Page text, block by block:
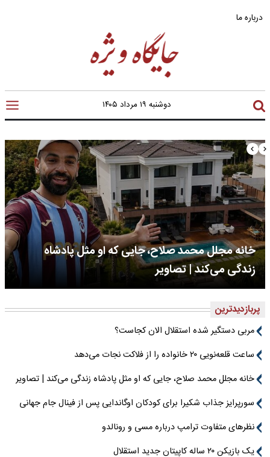
درباره ما
دوشنبه ۱۹ مرداد ۱۴۰۵
خانه مجلل محمد صلاح، جایی که او مثل پادشاه
زندگی می‌کند | تصاویر
پربازدیدترین
مربی دستگیر شده استقلال الان کجاست؟
ساعت قلعه‌نویی ۲۰ خانواده را از فلاکت نجات می‌دهد
خانه مجلل محمد صلاح، جایی که او مثل پادشاه زندگی می‌کند | تصاویر
سورپرایز جذاب شکیرا برای کودکان اوگاندایی پس از فینال جام جهانی
نظرهای متفاوت ترامپ درباره مسی و رونالدو
یک بازیکن ۲۰ ساله کاپیتان جدید استقلال